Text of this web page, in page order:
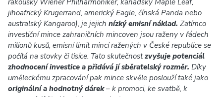
rakouský Wiener Philharmoniker, kanadský Maple Leaf,
jihoafrický Krugerrand, americký Eagle, čínská Panda nebo
australský Kangaroo), je jejich nízký emisní náklad. Zatímco
investiční mince zahraničních mincoven jsou raženy v řádech
milionů kusů, emisní limit mincí ražených v České republice se
počítá na stovky či tisíce. Tato skutečnostzvyšuje potenciál
zhodnocení investice a přidává jí sběratelský rozměr. Díky
uměleckému zpracování pak mince skvěle poslouží také jako
originální a hodnotný dárek– k promoci, ke svatbě, k